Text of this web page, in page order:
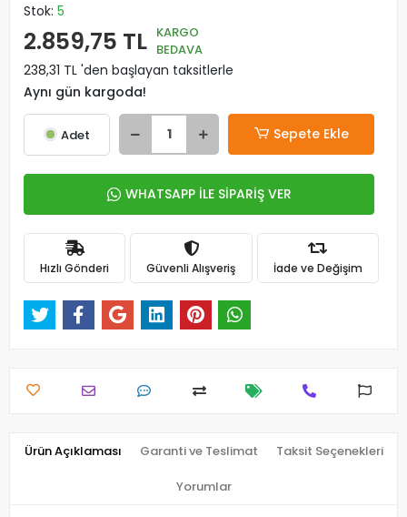
Stok: 5
2.859,75 TL KARGO
BEDAVA
238,31 TL 'den başlayan taksitlerle
Aynı gün kargoda!
Adet Sepete Ekle
WHATSAPP İLE SİPARİŞ VER
Hızlı Gönderi Güvenli Alışveriş İade ve Değişim
Ürün Açıklaması Garanti ve Teslimat Taksit Seçenekleri
Yorumlar